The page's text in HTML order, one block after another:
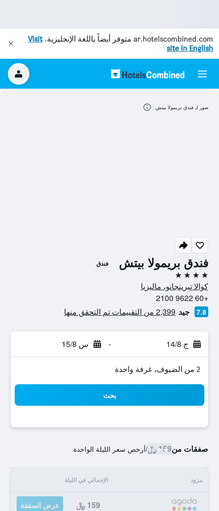
ar.hotelscombined.com متوفر أيضاً باللغة الإنجليزية.Visit
site in English
فندق بريمولا بيتش فندق
4 نجوم
كوالا تيرينجانو، ماليزيا
+60 9622 2100
7.8 جيد 2,399 من التقييمات تم التحقق منها
ج 14/8 - س 15/8
2 من الضيوف، غرفة واحدة
بحث
صفقات من159 ﷼ /أرخص سعر الليلة الواحدة
مزود الإجمالي في الليلة
159 ﷼ عرض الصفقة
صور لـ فندق بريمولا بيتش